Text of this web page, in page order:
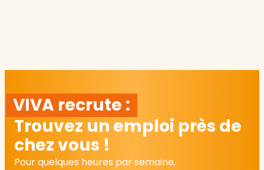
VIVA recrute :
Trouvez un emploi près de
chez vous !
Pour quelques heures par semaine,